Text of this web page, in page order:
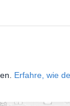
Erfahre, wie